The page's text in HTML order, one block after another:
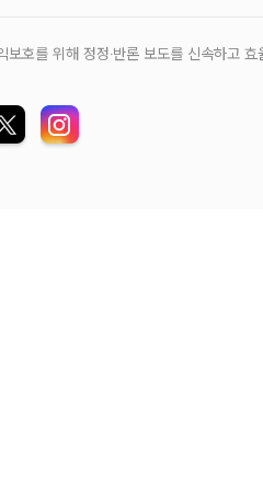
보호를 위해 정정‧반론 보도를 신속하고